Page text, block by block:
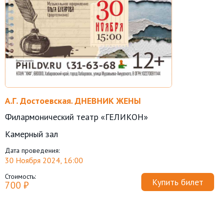
А.Г. Достоевская. ДНЕВНИК ЖЕНЫ
Филармонический театр «ГЕЛИКОН»
Камерный зал
Дата проведения:
30 Ноября 2024, 16:00
Стоимость:
700 ₽ Купить билет